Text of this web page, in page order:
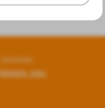
Jobseiten
Beliebte Jobs